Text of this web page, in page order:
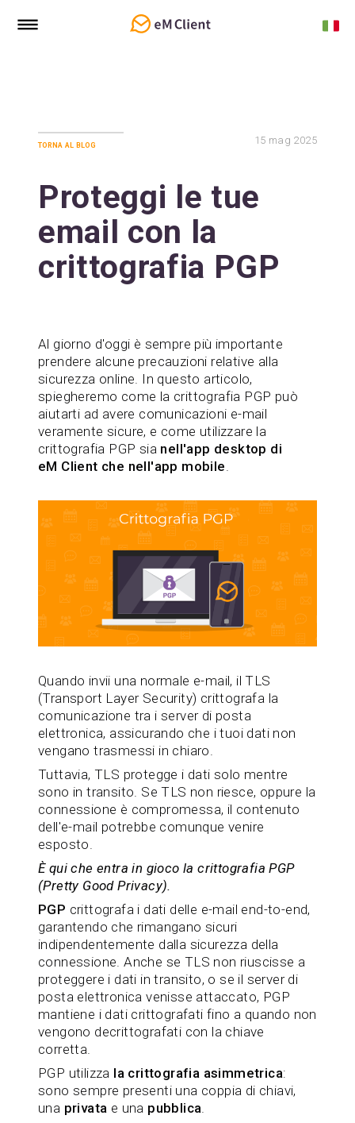
torna al blog 15 mag 2025
Proteggi le tue
email con la
crittografia PGP
Al giorno d'oggi è sempre più importante
prendere alcune precauzioni relative alla
sicurezza online. In questo articolo,
spiegheremo come la crittografia PGP può
aiutarti ad avere comunicazioni e-mail
veramente sicure, e come utilizzare la
crittografia PGP sia nell'app desktop di
eM Client che nell'app mobile.
Quando invii una normale e-mail, il TLS
(Transport Layer Security) crittografa la
comunicazione tra i server di posta
elettronica, assicurando che i tuoi dati non
vengano trasmessi in chiaro.
Tuttavia, TLS protegge i dati solo mentre
sono in transito. Se TLS non riesce, oppure la
connessione è compromessa, il contenuto
dell'e-mail potrebbe comunque venire
esposto.
È qui che entra in gioco la crittografia PGP
(Pretty Good Privacy).
PGP crittografa i dati delle e-mail end-to-end,
garantendo che rimangano sicuri
indipendentemente dalla sicurezza della
connessione. Anche se TLS non riuscisse a
proteggere i dati in transito, o se il server di
posta elettronica venisse attaccato, PGP
mantiene i dati crittografati fino a quando non
vengono decrittografati con la chiave
corretta.
PGP utilizza la crittografia asimmetrica:
sono sempre presenti una coppia di chiavi,
una privata e una pubblica.